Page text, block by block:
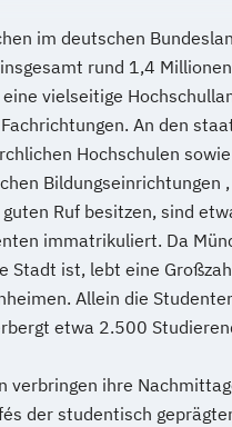
im deutschen
rund 1,4 Millionen
vielseitige
An den
Hochschulen
Bildungseinrichtungen
Ruf besitzen, sind
immatrikuliert. Da
Stadt ist, lebt eine
Allein die
etwa 2.500
verbringen ihre
der studentisch